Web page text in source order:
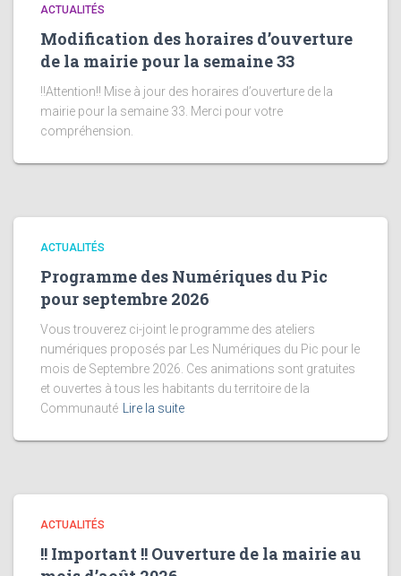
ACTUALITÉS
Modification des horaires d’ouverture
de la mairie pour la semaine 33
!!Attention!! Mise à jour des horaires d’ouverture de la
mairie pour la semaine 33. Merci pour votre
compréhension.
ACTUALITÉS
Programme des Numériques du Pic
pour septembre 2026
Vous trouverez ci-joint le programme des ateliers
numériques proposés par Les Numériques du Pic pour le
mois de Septembre 2026. Ces animations sont gratuites
et ouvertes à tous les habitants du territoire de la
Communauté
Lire la suite
ACTUALITÉS
!! Important !! Ouverture de la mairie au